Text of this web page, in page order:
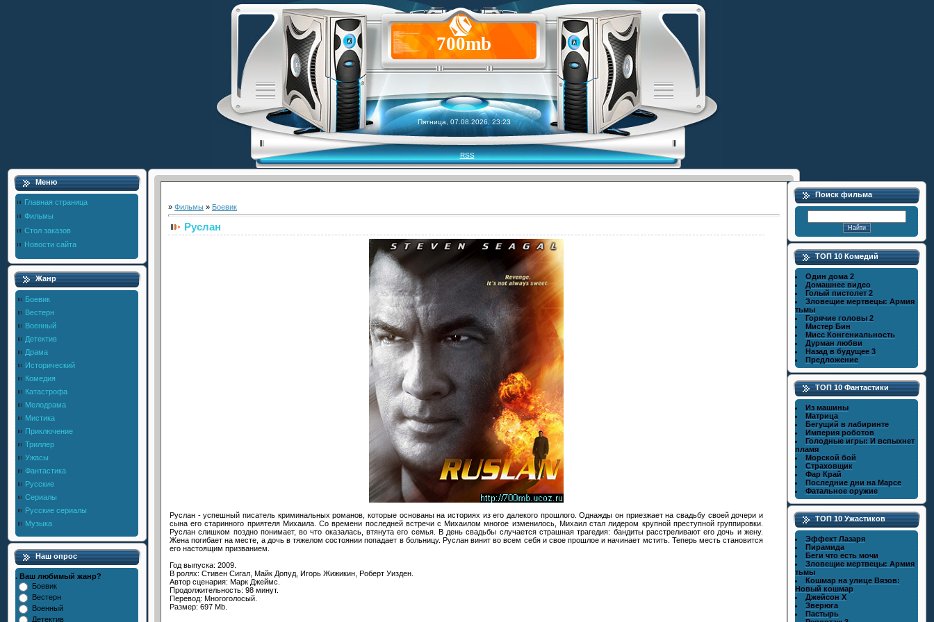
700mb
Пятница, 07.08.2026, 23:23
RSS
Меню
Главная страница
Фильмы
Стол заказов
Новости сайта
Жанр
Боевик
Вестерн
Военный
Детектив
Драма
Исторический
Комедия
Катастрофа
Мелодрама
Мистика
Приключение
Триллер
Ужасы
Фантастика
Русские
Сериалы
Русские сериалы
Музыка
Наш опрос
. Ваш любимый жанр?
Боевик
Вестерн
Военный
Детектив
» Фильмы » Боевик
Руслан
Руслан - успешный писатель криминальных романов, которые основаны на историях из его далекого прошлого. Однажды он приезжает на свадьбу своей дочери и
сына его старинного приятеля Михаила. Со времени последней встречи с Михаилом многое изменилось, Михаил стал лидером крупной преступной группировки.
Руслан слишком поздно понимает, во что оказалась, втянута его семья. В день свадьбы случается страшная трагедия: бандиты расстреливают его дочь и жену.
Жена погибает на месте, а дочь в тяжелом состоянии попадает в больницу. Руслан винит во всем себя и свое прошлое и начинает мстить. Теперь месть становится
его настоящим призванием.
Год выпуска: 2009.
В ролях: Стивен Сигал, Майк Допуд, Игорь Жижикин, Роберт Уизден.
Автор сценария: Марк Джеймс.
Продолжительность: 98 минут.
Перевод: Многоголосый.
Размер: 697 Mb.
Поиск фильма
ТОП 10 Комедий
Один дома 2
Домашнее видео
Голый пистолет 2
Зловещие мертвецы: Армия
тьмы
Горячие головы 2
Мистер Бин
Мисс Конгениальность
Дурман любви
Назад в будущее 3
Предложение
ТОП 10 Фантастики
Из машины
Матрица
Бегущий в лабиринте
Империя роботов
Голодные игры: И вспыхнет
пламя
Морской бой
Страховщик
Фар Край
Последние дни на Марсе
Фатальное оружие
ТОП 10 Ужастиков
Эффект Лазаря
Пирамида
Беги что есть мочи
Зловещие мертвецы: Армия
тьмы
Кошмар на улице Вязов:
Новый кошмар
Джейсон X
Зверюга
Пастырь